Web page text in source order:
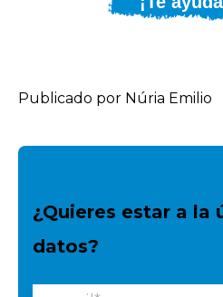
Publicado por Núria Emilio
¿Quieres estar a la
datos?